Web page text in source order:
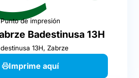
Punto de impresión
Badestinusa 13H
13H, Zabrze
Imprime aquí